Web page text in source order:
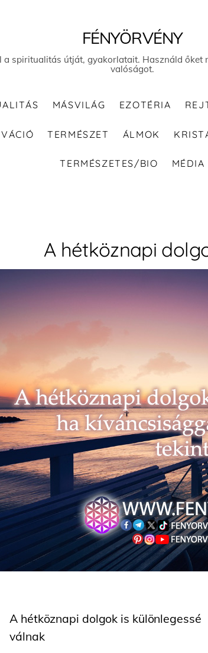
FÉNYÖRVÉNY
a spiritualitás útját, gyakorlatait. Használd
valóságot.
MÁSVILÁG EZOTÉRIA
TERMÉSZET ÁLMOK
TERMÉSZETES/BIO MÉDIA
A hétköznapi
A hétköznapi dolgok is különlegessé
válnak